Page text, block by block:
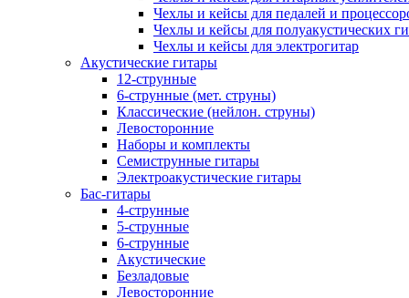
Чехлы и кейсы для педалей и
Чехлы и кейсы для полуакустических
Чехлы и кейсы для электрогитар
Акустические гитары
12-струнные
6-струнные (мет. струны)
Классические (нейлон. струны)
Левосторонние
Наборы и комплекты
Семиструнные гитары
Электроакустические гитары
Бас-гитары
4-струнные
5-струнные
6-струнные
Акустические
Безладовые
Левосторонние